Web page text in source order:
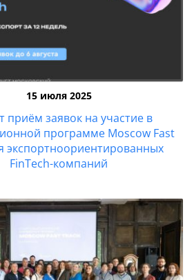
15 июля 2025
приём заявок на участие в
программе Moscow Fast
экспортноориентированных
FinTech-компаний